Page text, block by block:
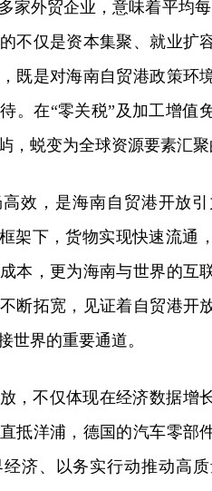
家外贸企业，意味着平均
不仅是资本集聚、就业扩
既是对海南自贸港政策环
。在“零关税”及加工增值
，蜕变为全球资源要素汇聚
效，是海南自贸港开放
架下，货物实现快速流通
本，更为海南与世界的互
断拓宽，见证着自贸港开
世界的重要通道。
，不仅体现在经济数据增
抵洋浦，德国的汽车零部
济、以务实行动推动高